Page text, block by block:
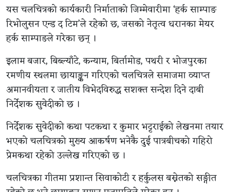
यस चलचित्रको कार्यकारी निर्माताको जिम्मेवारीमा ‘हर्क साम्पाङ
रिभोलुसन एन्ड द टिम’ले रहेको छ, जसको नेतृत्व धरानका मेयर
हर्क साम्पाङले गरेका छन् ।
इलाम बजार, बिब्ल्याँटे, कन्याम, बिर्तामोड, पथरी र भोजपुरका
रमणीय स्थलमा छायाङ्कन गरिएको चलचित्रले समाजमा व्याप्त
अमानवीयता र जातीय विभेदविरुद्ध सशक्त सन्देश दिने दाबी
निर्देशक सुवेदीको छ ।
निर्देशक सुवेदीको कथा पटकथा र कुमार भट्टराईको लेखनमा तयार
भएको चलचित्रको मुख्य आकर्षण भनेकै दुई पात्रबीचको गहिरो
प्रेमकथा रहेको उल्लेख गरिएको छ ।
चलचित्रका गीतमा प्रशान्त सिवाकोटी र हर्कुलस बस्नेतको सङ्गीत